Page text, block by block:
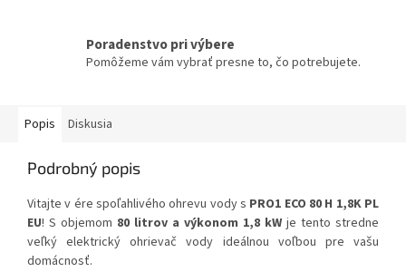
Poradenstvo pri výbere
Pomôžeme vám vybrať presne to, čo potrebujete.
Popis Diskusia
Podrobný popis
Vitajte v ére spoľahlivého ohrevu vody s PRO1 ECO 80 H 1,8K PL
EU! S objemom 80 litrov a výkonom 1,8 kW je tento stredne
veľký elektrický ohrievač vody ideálnou voľbou pre vašu
domácnosť.